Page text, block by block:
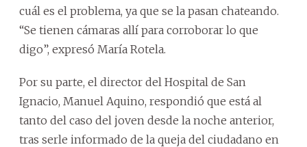
cuál es el problema, ya que se la pasan chateando.
“Se tienen cámaras allí para corroborar lo que
digo”, expresó María Rotela.
Por su parte, el director del Hospital de San
Ignacio, Manuel Aquino, respondió que está al
tanto del caso del joven desde la noche anterior,
tras serle informado de la queja del ciudadano en